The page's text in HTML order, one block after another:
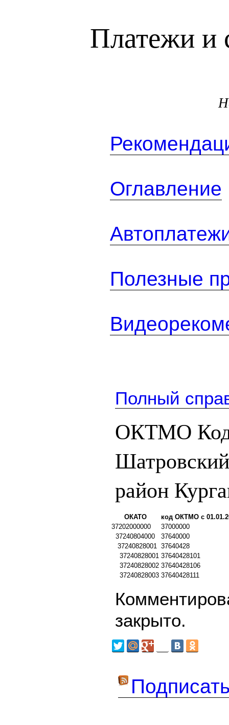
Платежи и
Оглавление
Полезные
Полный
ОКТМО
район
ОКАТО
код ОКТМО с
37202000000
37000000
37240804000
37640000
37240828001 37640428
37240828001 37640428101
37240828002 37640428106
37240828003 37640428111
закрыто.